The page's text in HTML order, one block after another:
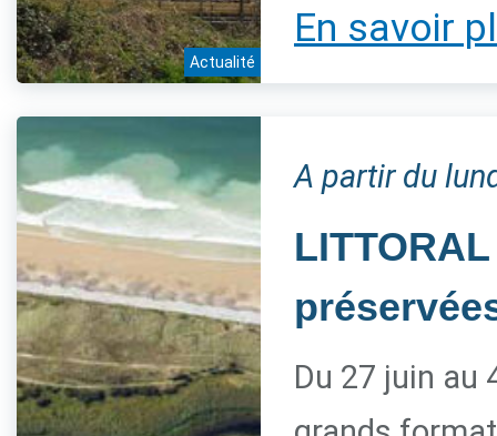
Actualité
En savoir
A partir du
Du 27 juin au